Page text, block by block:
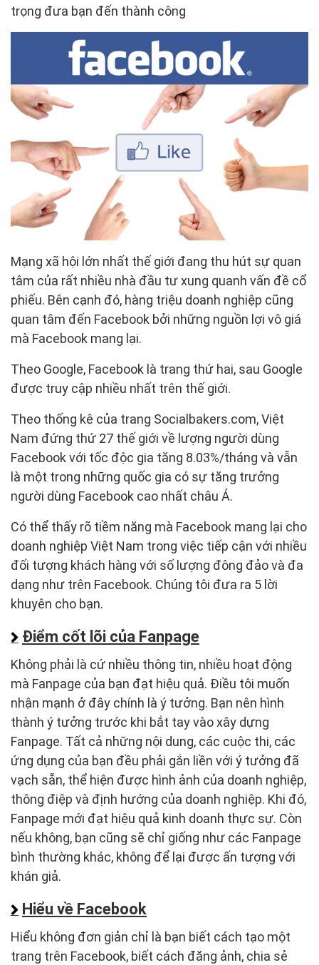
trọng đưa bạn đến thành công
Mạng xã hội lớn nhất thế giới đang thu hút sự quan
tâm của rất nhiều nhà đầu tư xung quanh vấn đề cổ
phiếu. Bên cạnh đó, hàng triệu doanh nghiệp cũng
quan tâm đến Facebook bởi những nguồn lợi vô giá
mà Facebook mang lại.
Theo Google, Facebook là trang thứ hai, sau Google
được truy cập nhiều nhất trên thế giới.
Theo thống kê của trang Socialbakers.com, Việt
Nam đứng thứ 27 thế giới về lượng người dùng
Facebook với tốc độc gia tăng 8.03%/tháng và vẫn
là một trong những quốc gia có sự tăng trưởng
người dùng Facebook cao nhất châu Á.
Có thể thấy rõ tiềm năng mà Facebook mang lại cho
doanh nghiệp Việt Nam trong việc tiếp cận với nhiều
đối tượng khách hàng với số lượng đông đảo và đa
dạng như trên Facebook. Chúng tôi đưa ra 5 lời
khuyên cho bạn.
Điểm cốt lõi của Fanpage
Không phải là cứ nhiều thông tin, nhiều hoạt động
mà Fanpage của bạn đạt hiệu quả. Điều tôi muốn
nhận mạnh ở đây chính là ý tưởng. Bạn nên hình
thành ý tưởng trước khi bắt tay vào xây dựng
Fanpage. Tất cả những nội dung, các cuộc thi, các
ứng dụng của bạn đều phải gắn liền với ý tưởng đã
vạch sẵn, thể hiện được hình ảnh của doanh nghiệp,
thông điệp và định hướng của doanh nghiệp. Khi đó,
Fanpage mới đạt hiệu quả kinh doanh thực sự. Còn
nếu không, bạn cũng sẽ chỉ giống như các Fanpage
bình thường khác, không để lại được ấn tượng với
khán giả.
Hiểu về Facebook
Hiểu không đơn giản chỉ là bạn biết cách tạo một
trang trên Facebook, biết cách đăng ảnh, chia sẻ